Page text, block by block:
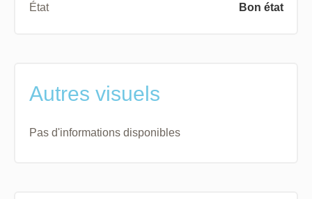
État Bon état
Autres visuels
Pas d'informations disponibles